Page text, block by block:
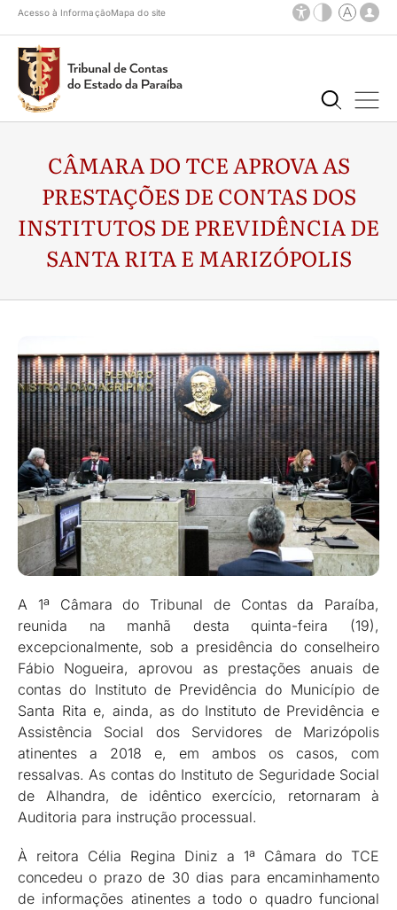
Acesso à InformaçãoMapa do site
CÂMARA DO TCE APROVA AS
PRESTAÇÕES DE CONTAS DOS
INSTITUTOS DE PREVIDÊNCIA DE
SANTA RITA E MARIZÓPOLIS
A 1ª Câmara do Tribunal de Contas da Paraíba,
reunida na manhã desta quinta-feira (19),
excepcionalmente, sob a presidência do conselheiro
Fábio Nogueira, aprovou as prestações anuais de
contas do Instituto de Previdência do Município de
Santa Rita e, ainda, as do Instituto de Previdência e
Assistência Social dos Servidores de Marizópolis
atinentes a 2018 e, em ambos os casos, com
ressalvas. As contas do Instituto de Seguridade Social
de Alhandra, de idêntico exercício, retornaram à
Auditoria para instrução processual.
À reitora Célia Regina Diniz a 1ª Câmara do TCE
concedeu o prazo de 30 dias para encaminhamento
de informações atinentes a todo o quadro funcional